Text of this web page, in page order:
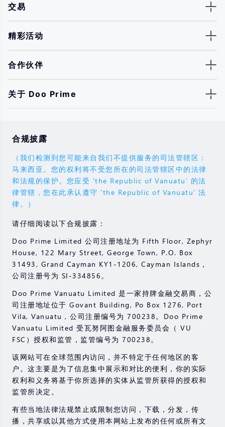
交易
精彩活动
合作伙伴
关于 Doo Prime
合规披露
（我们检测到您可能来自我们不提供服务的司法管辖区：
马来西亚。您的权利将不受您所在的司法管辖区中的法律
和法规的保护。您应受 'the Republic of Vanuatu' 的法
律管辖，您在此承认遵守 'the Republic of Vanuatu' 法
律。）
请仔细阅读以下合规披露：
Doo Prime Limited 公司注册地址为 Fifth Floor, Zephyr
House, 122 Mary Street, George Town, P.O. Box
31493, Grand Cayman KY1-1206, Cayman Islands，
公司注册号为 SI-334856。
Doo Prime Vanuatu Limited 是一家持牌金融交易商，公
司注册地址位于 Govant Building, Po Box 1276, Port
Vila, Vanuatu , 公司注册编号为 700238。Doo Prime
Vanuatu Limited 受瓦努阿图金融服务委员会（ VU
FSC）授权和监管，监管编号为 700238。
该网站可在全球范围内访问，并不特定于任何地区的客
户。这主要是为了信息集中展示和对比的便利，你的实际
权利和义务将基于你所选择的实体从监管所获得的授权和
监管所决定。
有些当地法律法规禁止或限制您访问，下载，分发，传
播，共享或以其他方式使用本网站上发布的任何或所有文